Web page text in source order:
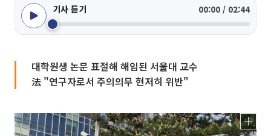
기사 듣기 00:00 / 02:44
대학원생 논문 표절해 해임된 서울대 교수
法 "연구자로서 주의의무 현저히 위반"